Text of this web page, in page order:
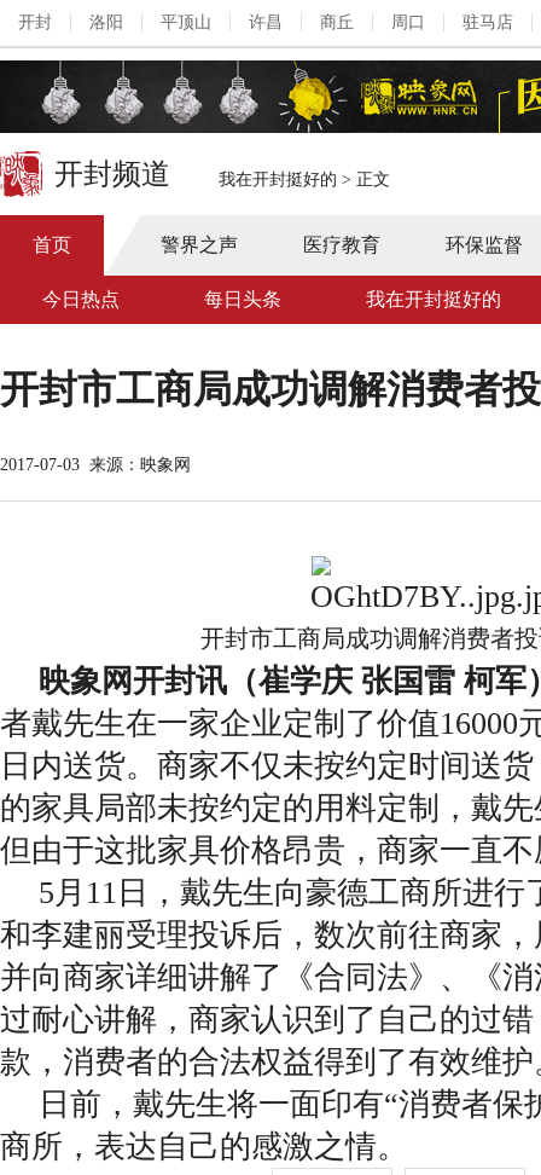
开封 洛阳 平顶山 许昌 商丘 周口 驻马店
开封频道 我在开封挺好的 > 正文
首页 警界之声 医疗教育 环保监督
今日热点 每日头条 我在开封挺好的
开封市工商局成功调解消费者
2017-07-03 来源：映象网
开封市工商局成功调解消费者
映象网开封讯（崔学庆 张国雷 柯军
者戴先生在一家企业定制了价值16000
日内送货。商家不仅未按约定时间送
的家具局部未按约定的用料定制，戴
但由于这批家具价格昂贵，商家一直
5月11日，戴先生向豪德工商所进行
和李建丽受理投诉后，数次前往商家
并向商家详细讲解了《合同法》、《
过耐心讲解，商家认识到了自己的过
款，消费者的合法权益得到了有效维护
日前，戴先生将一面印有“消费者保
商所，表达自己的感激之情。